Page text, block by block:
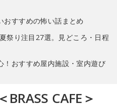
おすすめの怖い話まとめ
祭り注目27選。見どころ・日程
！おすすめ屋内施設・室内遊び
CAFE＞